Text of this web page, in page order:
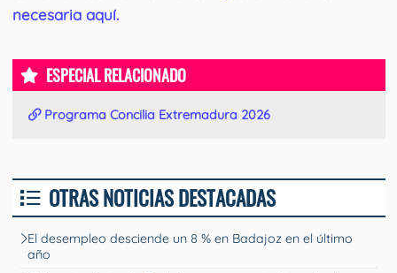
necesaria aquí.
ESPECIAL RELACIONADO
Programa Concilia Extremadura 2026
OTRAS NOTICIAS DESTACADAS
El desempleo desciende un 8 % en Badajoz en el último
año